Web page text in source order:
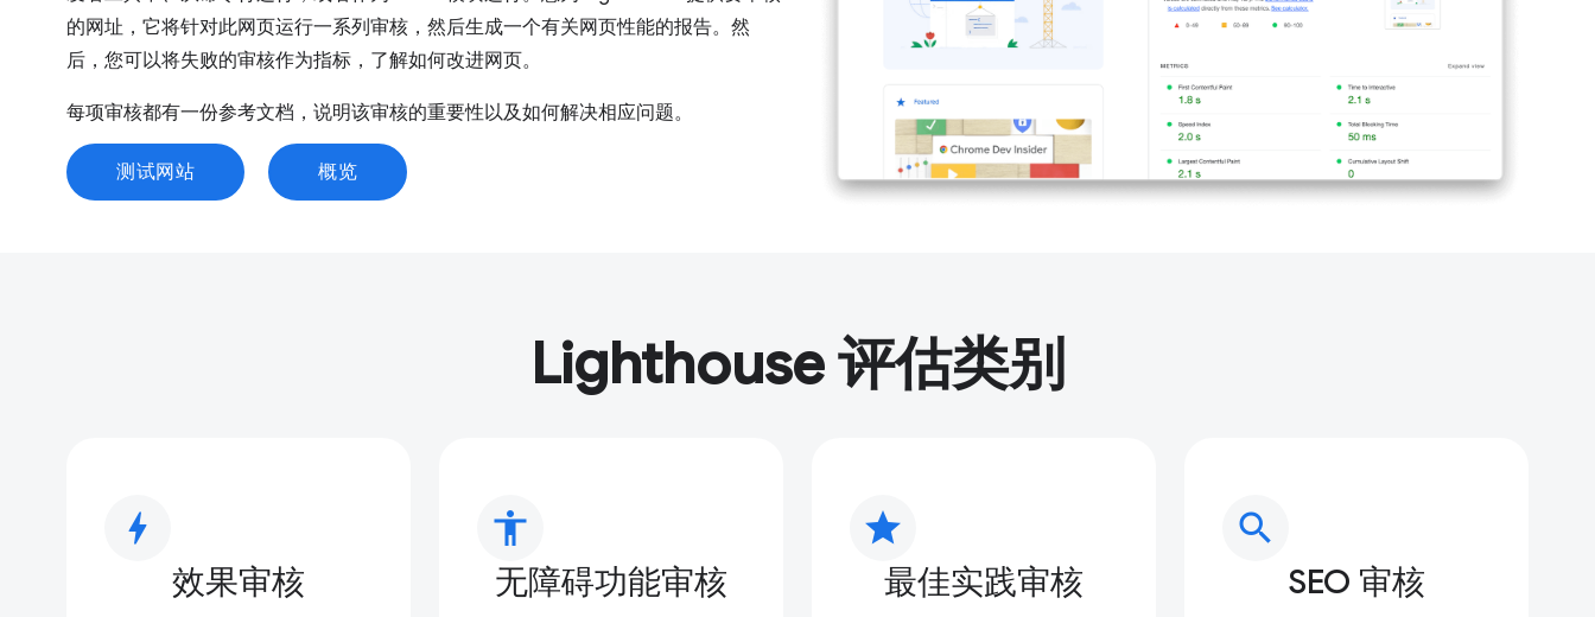
的网址，它将针对此网页运行一系列审核，然后生成一个有关网页性能的报告。然
后，您可以将失败的审核作为指标，了解如何改进网页。
每项审核都有一份参考文档，说明该审核的重要性以及如何解决相应问题。
测试网站 概览
Lighthouse 评估类别
bolt
效果审核
accessibility
无障碍功能审核
star
最佳实践审核
search
SEO 审核